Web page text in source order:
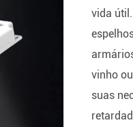
vida
vinho
suas